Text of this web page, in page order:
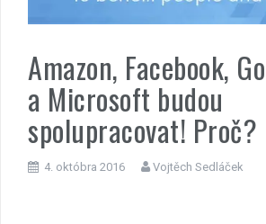
Amazon, Facebook,
a Microsoft budou
spolupracovat! Proč?
4. októbra 2016 Vojtěch Sedláček